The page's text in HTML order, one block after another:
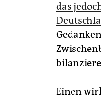
das
Einen